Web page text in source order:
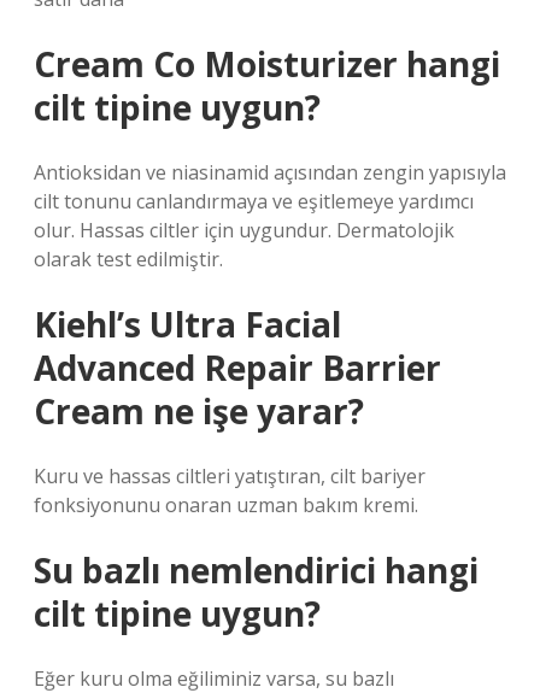
Cream Co Moisturizer hangi
cilt tipine uygun?
Antioksidan ve niasinamid açısından zengin yapısıyla
cilt tonunu canlandırmaya ve eşitlemeye yardımcı
olur. Hassas ciltler için uygundur. Dermatolojik
olarak test edilmiştir.
Kiehl’s Ultra Facial
Advanced Repair Barrier
Cream ne işe yarar?
Kuru ve hassas ciltleri yatıştıran, cilt bariyer
fonksiyonunu onaran uzman bakım kremi.
Su bazlı nemlendirici hangi
cilt tipine uygun?
Eğer kuru olma eğiliminiz varsa, su bazlı